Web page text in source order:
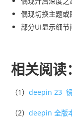
偶现切换主题
部分UI显示细节
相关阅读：
（1） deepin 23
（2） deepin 全版